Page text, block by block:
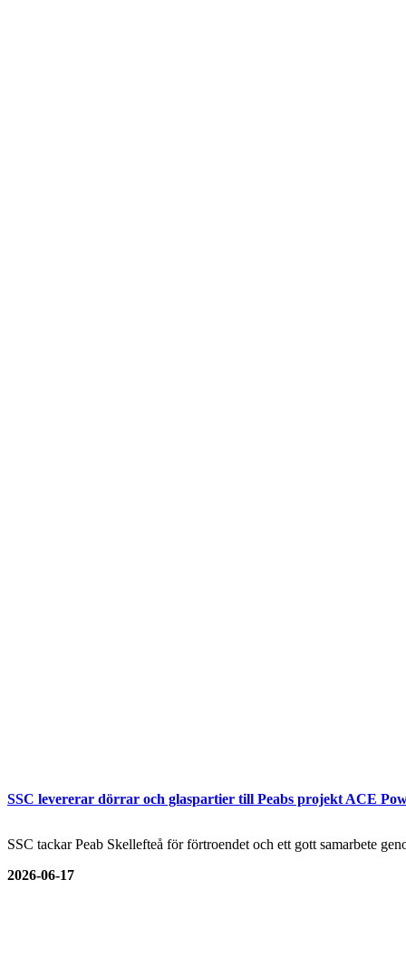
SSC levererar dörrar och glaspartier till Peabs projekt ACE
SSC tackar Peab Skellefteå för förtroendet och ett gott samarbete
2026-06-17